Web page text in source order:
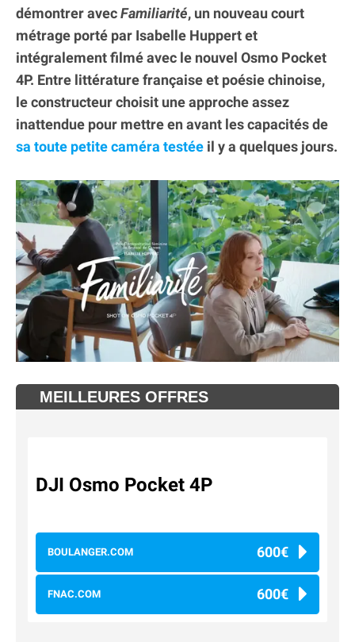
démontrer avecFamiliarité, un nouveau court
métrage porté par Isabelle Huppert et
intégralement filmé avec le nouvel Osmo Pocket
4P. Entre littérature française et poésie chinoise,
le constructeur choisit une approche assez
inattendue pour mettre en avant les capacités de
sa toute petite caméra testée il y a quelques jours.
MEILLEURES OFFRES
DJI Osmo Pocket 4P
BOULANGER.COM 600€
FNAC.COM 600€